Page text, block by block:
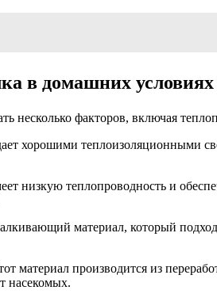
в домашних условиях
несколько факторов, включая
хорошими теплоизоляционными
низкую теплопроводность и
материал, который
материал производится из
насекомых.